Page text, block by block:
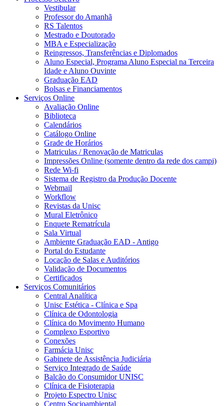
Vestibular
Professor do Amanhã
RS Talentos
Mestrado e Doutorado
MBA e Especialização
Reingressos, Transferências e Diplomados
Aluno Especial, Programa Aluno Especial na Terceira
Idade e Aluno Ouvinte
Graduação EAD
Bolsas e Financiamentos
Serviços Online
Avaliação Online
Biblioteca
Calendários
Catálogo Online
Grade de Horários
Matriculas / Renovação de Matriculas
Impressões Online (somente dentro da rede dos campi)
Rede Wi-fi
Sistema de Registro da Produção Docente
Webmail
Workflow
Revistas da Unisc
Mural Eletrônico
Enquete Rematrícula
Sala Virtual
Ambiente Graduação EAD - Antigo
Portal do Estudante
Locação de Salas e Auditórios
Validação de Documentos
Certificados
Serviços Comunitários
Central Analítica
Unisc Estética - Clínica e Spa
Clínica de Odontologia
Clínica do Movimento Humano
Complexo Esportivo
Conexões
Farmácia Unisc
Gabinete de Assistência Judiciária
Serviço Integrado de Saúde
Balcão do Consumidor UNISC
Clínica de Fisioterapia
Projeto Espectro Unisc
Centro Socioambiental